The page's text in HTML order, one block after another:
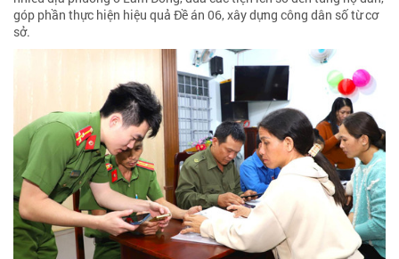
góp phần thực hiện hiệu quả Đề án 06, xây dựng công dân số từ cơ
sở.